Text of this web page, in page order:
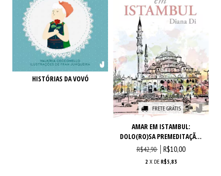
HISTÓRIAS DA VOVÓ
FRETE GRÁTIS
AMAR EM ISTAMBUL:
DOLO(RO)SA PREMEDITAÇÃ...
R$42,90 R$10,00
2 X DE R$5,83